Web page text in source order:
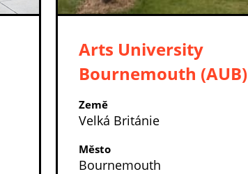
Arts University
Bournemouth (AUB)
Země
Velká Británie
Město
Bournemouth